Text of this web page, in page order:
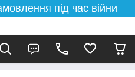
під час війни